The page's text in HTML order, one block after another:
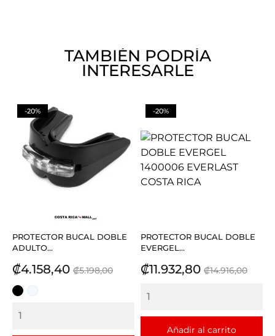
TAMBIÉN PODRÍA
INTERESARLE
PROTECTOR BUCAL DOBLE
ADULTO...
Precio
₡4.158,40 Precio
₡5.198,00
NEGRO
-20%
PROTECTOR BUCAL DOBLE
EVERGEL...
Precio
₡11.932,80 Precio
₡14.916,00
Añadir al carrito
-20%